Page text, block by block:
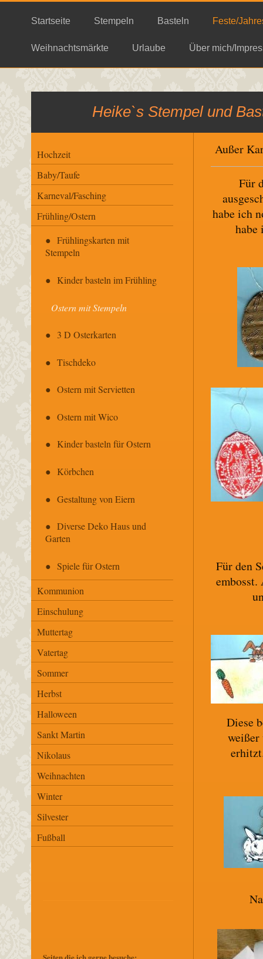
Startseite Stempeln Basteln Feste/
Weihnachtsmärkte Urlaube Über mich/
Heike`s Stempel und
Außer
Für
habe ich
habe
Für den
embosst.
Diese
Hochzeit
Baby/Taufe
Karneval/Fasching
Frühling/Ostern
Frühlingskarten mit
Stempeln
Kinder basteln im Frühling
Ostern mit Stempeln
3 D Osterkarten
Tischdeko
Ostern mit Servietten
Ostern mit Wico
Kinder basteln für Ostern
Körbchen
Gestaltung von Eiern
Diverse Deko Haus und
Garten
Spiele für Ostern
Kommunion
Einschulung
Muttertag
Vatertag
Sommer
Herbst
Halloween
Sankt Martin
Nikolaus
Weihnachten
Winter
Silvester
Fußball